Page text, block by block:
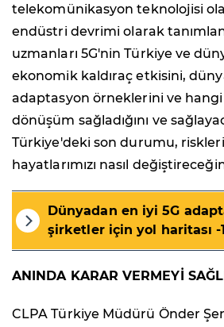
telekomünikasyon teknolojisi
endüstri devrimi olarak
uzmanları 5G'nin Türkiye ve
ekonomik kaldıraç etkisini,
adaptasyon örneklerini ve hangi
dönüşüm sağladığını ve
Türkiye'deki son durumu,
hayatlarımızı nasıl
Dünyadan en iyi 5G
şirketler için yol haritası -
ANINDA KARAR VERMEYİ
CLPA Türkiye Müdürü Önder